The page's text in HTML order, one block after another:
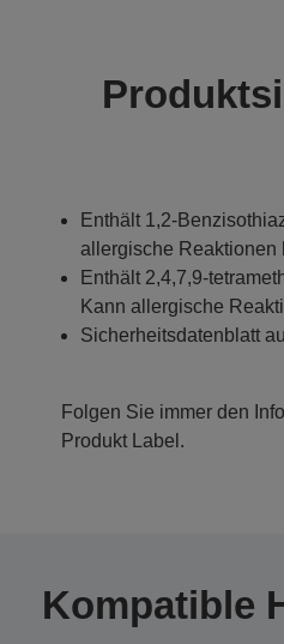
Enthält 1,2-
allergische Reaktionen
Enthält 2,4,7,9-
Kann allergische
Sicherheitsdatenblatt
Folgen Sie immer den
Produkt Label.
Kompatible